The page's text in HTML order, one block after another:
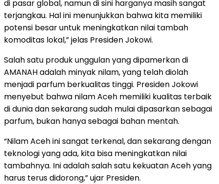
di pasar global, namun di sini harganya masih sangat
terjangkau. Hal ini menunjukkan bahwa kita memiliki
potensi besar untuk meningkatkan nilai tambah
komoditas lokal,” jelas Presiden Jokowi.
Salah satu produk unggulan yang dipamerkan di
AMANAH adalah minyak nilam, yang telah diolah
menjadi parfum berkualitas tinggi. Presiden Jokowi
menyebut bahwa nilam Aceh memiliki kualitas terbaik
di dunia dan sekarang sudah mulai dipasarkan sebagai
parfum, bukan hanya sebagai bahan mentah.
“Nilam Aceh ini sangat terkenal, dan sekarang dengan
teknologi yang ada, kita bisa meningkatkan nilai
tambahnya. Ini adalah salah satu kekuatan Aceh yang
harus terus didorong,” ujar Presiden.